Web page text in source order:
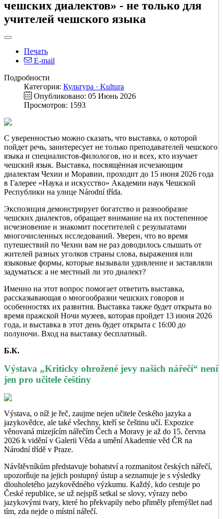
чешских диалектов» - не только для
учителей чешского языка
Печать
E-mail
Подробности
Категория: Культура · Kultura
Опубликовано: 05 Июнь 2026
Просмотров: 1593
С уверенностью можно сказать, что выставка, о которой
пойдет речь, заинтересует не только преподавателей чешского
языка и специалистов-филологов, но и всех, кто изучает
чешский язык. Выставка, посвящённая исчезающим
диалектам Чехии и Моравии, проходит до 15 июня 2026 года
в Галерее «Наука и искусство» Академии наук Чешской
Республики на улице Národní třída.
Экспозиция демонстрирует богатство и разнообразие
чешских диалектов, обращает внимание на их постепенное
исчезновение и знакомит посетителей с результатами
многочисленных исследований. Уверен, что во время
путешествий по Чехии вам не раз доводилось слышать от
жителей разных уголков страны слова, выражения или
языковые формы, которые вызывали удивление и заставляли
задуматься: а не местный ли это диалект?
Именно на этот вопрос помогает ответить выставка,
рассказывающая о многообразии чешских говоров и
особенностях их развития. Выставка также будет открыта во
время пражской Ночи музеев, которая пройдет 13 июня 2026
года, и выставка в этот день будет открыта с 16:00 до
полуночи. Вход на выставку бесплатный.
Б.К.
Výstava „Kriticky ohrožené jevy našich nářečí“ není
jen pro učitele češtiny
Výstava, o níž je řeč, zaujme nejen učitele českého jazyka a
jazykovědce, ale také všechny, kteří se češtinu učí. Expozice
věnovaná mizejícím nářečím Čech a Moravy je až do 15. června
2026 k vidění v Galerii Věda a umění Akademie věd ČR na
Národní třídě v Praze.
Návštěvníkům představuje bohatství a rozmanitost českých nářečí,
upozorňuje na jejich postupný ústup a seznamuje je s výsledky
dlouholetého jazykovědného výzkumu. Každý, kdo cestuje po
České republice, se už nejspíš setkal se slovy, výrazy nebo
jazykovými tvary, které ho překvapily nebo přiměly přemýšlet nad
tím, zda nejde o místní nářečí.